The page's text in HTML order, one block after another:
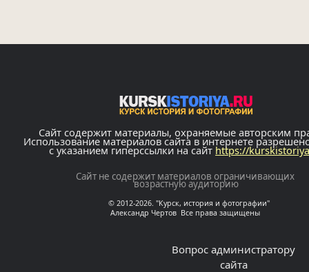
Сайт содержит материалы, охраняемые авторским
Использование материалов сайта в интернете
с указанием гиперссылки на сайтhttps://
Сайт не содержит материалов ограничивающих
возрастную аудиторию
© 2012-2026. "Курск, история и фотографии"
Александр Чертов Все права защищены
Вопрос администратору
сайта